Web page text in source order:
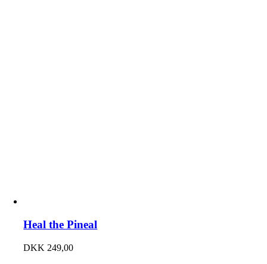
Heal the Pineal
DKK 249,00